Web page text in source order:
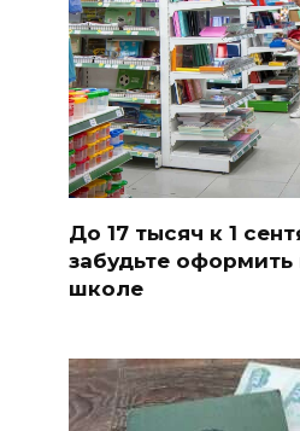
До 17 тысяч к 1
забудьте оформить
школе